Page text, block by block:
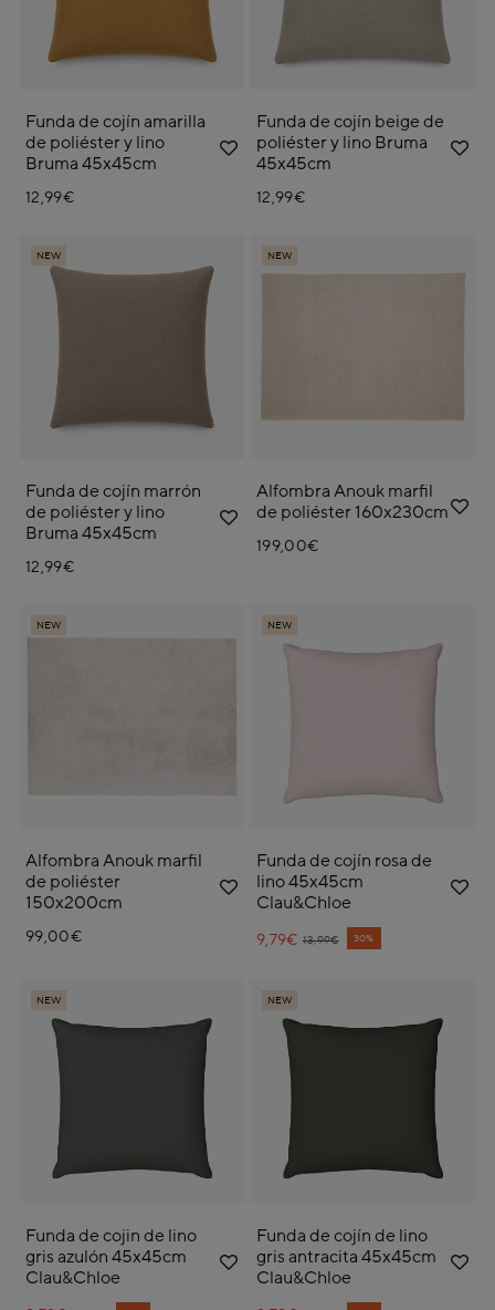
Funda de cojín amarilla
de poliéster y lino
Bruma 45x45cm
12,99€
Funda de cojín beige de
poliéster y lino Bruma
45x45cm
12,99€
NEW
Funda de cojín marrón
de poliéster y lino
Bruma 45x45cm
12,99€
NEW
Alfombra Anouk marfil
de poliéster 160x230cm
199,00€
NEW
Alfombra Anouk marfil
de poliéster
150x200cm
99,00€
NEW
Funda de cojín rosa de
lino 45x45cm
Clau&Chloe
Price reduced from
13,99€
to 30%
9,79€
NEW
Funda de cojin de lino
gris azulón 45x45cm
Clau&Chloe
NEW
Funda de cojín de lino
gris antracita 45x45cm
Clau&Chloe